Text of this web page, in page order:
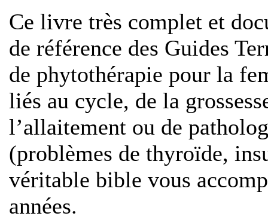
Ce livre très complet et
de référence des Guides
de phytothérapie pour la
liés au cycle, de la
l’allaitement ou de
(problèmes de thyroïde,
véritable bible vous
années.